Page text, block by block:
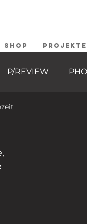
SHOP PROJEKTE
P/REVIEW